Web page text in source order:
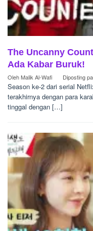
The Uncanny
Ada Kabar Buruk!
OlehMalik Al-Wafi Diposting
Season ke-2 dari serial
terakhirnya dengan para
tinggal dengan […]